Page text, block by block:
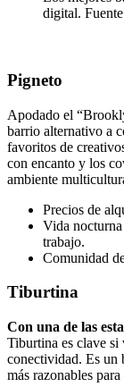
digital.
Pigneto
Apodado el
barrio alternativo a
favoritos de
con encanto y los
ambiente
Precios de
Vida nocturna
trabajo.
Comunidad
Tiburtina
Con una de las
Tiburtina es clave si
conectividad. Es un
más razonables